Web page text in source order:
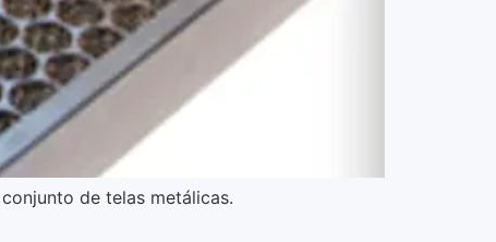
de telas metálicas.